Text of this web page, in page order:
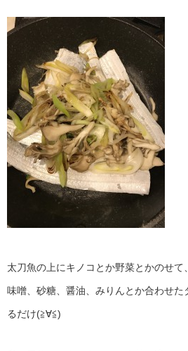
太刀魚の上にキノコとか野菜とかのせて、
味噌、砂糖、醤油、みりんとか合わせた
るだけ(≧∀≦)